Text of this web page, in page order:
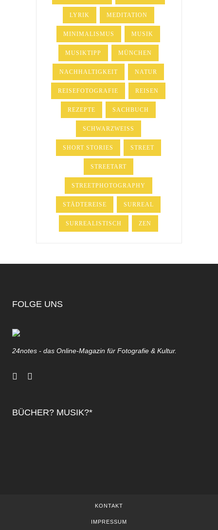
LYRIK MEDITATION
MINIMALISMUS MUSIK
MUSIKTIPP MÜNCHEN
NACHHALTIGKEIT NATUR
REISEFOTOGRAFIE REISEN
REZEPTE SACHBUCH
SCHWARZWEISS
SHORT STORIES STREET
STREETART
STREETPHOTOGRAPHY
STÄDTEREISE SURREAL
SURREALISTISCH ZEN
FOLGE UNS
24notes - das Online-Magazin für Fotografie & Kultur.
BÜCHER? MUSIK?*
KONTAKT
IMPRESSUM